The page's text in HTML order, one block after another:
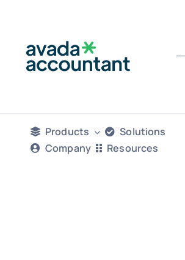
content
Products
Solutions
Company
Resources